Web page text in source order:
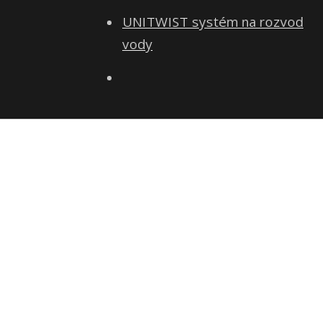
UNITWIST systém na rozvod
vody